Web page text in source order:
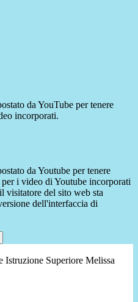
da YouTube per tenere
incorporati.
da Youtube per tenere
i video di Youtube incorporati
visitatore del sito web sta
dell'interfaccia di
Istruzione Superiore Melissa